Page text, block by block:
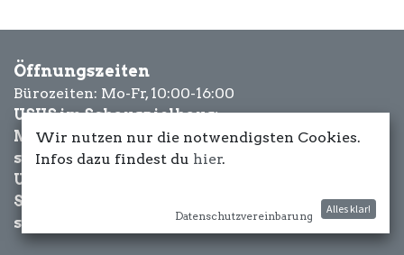
Öffnungszeiten
Bürozeiten: Mo-Fr, 10:00-16:00
USUS im Schauspielhaus:
Mittwoch bis Samstag: ab 18 Uhr
sowie Eventbezogen.
USUS am Wasser:
Schönwetter-
sowie Eventbezogen.
Wir nutzen nur die notwendigsten Cookies.
Infos dazu findest du hier.
Datenschutzvereinbarung
Alles klar!